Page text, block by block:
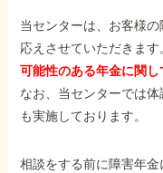
当センターは、お客様
応えさせていただきま
可能性のある年金に関し
なお、当センターでは
も実施しております。
相談をする前に障害年